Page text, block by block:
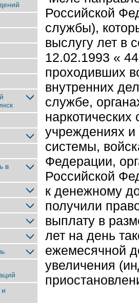
в
и
Российской
службы),
выслугу лет в
12.02.1993 «
проходивших
внутренних
службе,
учреждениях и
системы,
Федерации,
Российской
к денежному
получили
выплату в
лет на день
ежемесячной
увеличения